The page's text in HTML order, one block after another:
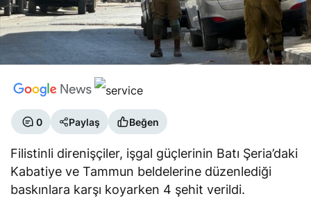
0 Paylaş Beğen
Filistinli direnişçiler, işgal güçlerinin Batı Şeria’daki
Kabatiye ve Tammun beldelerine düzenlediği
baskınlara karşı koyarken 4 şehit verildi.